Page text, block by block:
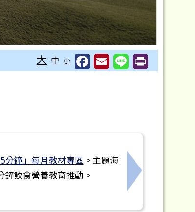
大 中 小
分鐘」每月教材專區 。主題海
飲食營養教育推動。
下一筆：重溪